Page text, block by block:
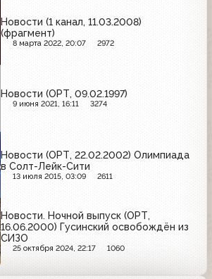
Новости (1 канал, 11.03.2008)
(фрагмент)
8 марта 2022, 20:07 2972
Новости (ОРТ, 09.02.1997)
9 июня 2021, 16:11 3274
Новости (ОРТ, 22.02.2002) Олимпиада
в Солт-Лейк-Сити
13 июля 2015, 03:09 2611
Новости. Ночной выпуск (ОРТ,
16.06.2000) Гусинский освобождён из
СИЗО
25 октября 2024, 22:17 1060